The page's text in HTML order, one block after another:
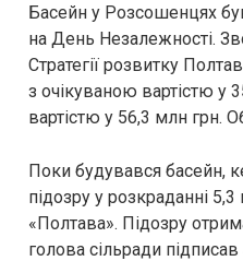
Басейн у Розсошенцях
на День Незалежності.
Стратегії розвитку
з очікуваною вартістю у
вартістю у 56,3 млн грн.
Поки будувався басейн,
підозру у розкраданні
«Полтава». Підозру
голова сільради